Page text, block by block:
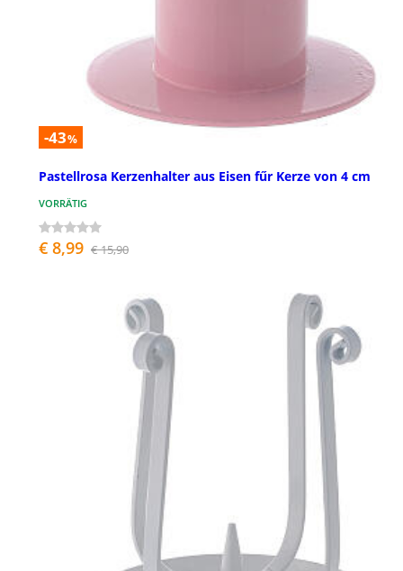
-43%
Pastellrosa Kerzenhalter aus Eisen fűr Kerze von 4 cm
VORRÄTIG
€ 8,99 € 15,90